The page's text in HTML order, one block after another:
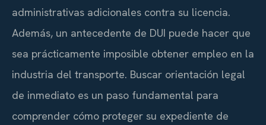
administrativas adicionales contra su licencia.
Además, un antecedente de DUI puede hacer que
sea prácticamente imposible obtener empleo en la
industria del transporte. Buscar orientación legal
de inmediato es un paso fundamental para
comprender cómo proteger su expediente de